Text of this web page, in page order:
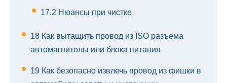
17.2 Нюансы при чистке
18 Как вытащить провод из ISO разъема
автомагнитолы или блока питания
19 Как безопасно извлечь провод из фишки в